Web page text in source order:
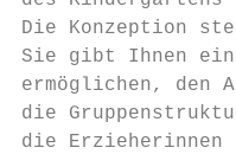
Die Konzeption
Sie gibt Ihnen
ermöglichen, den
die
die Erzieherinnen